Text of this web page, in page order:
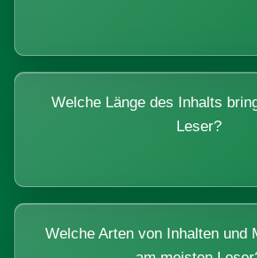
Welche Länge des Inhalts
Leser?
Welche Arten von Inhalten und